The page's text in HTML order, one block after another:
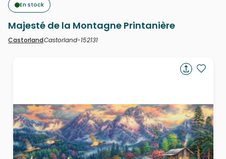
En stock
Majesté de la Montagne Printanière
CastorlandCastorland-152131